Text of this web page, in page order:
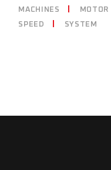
MACHINES
MOTOR
SPEED
SYSTEM